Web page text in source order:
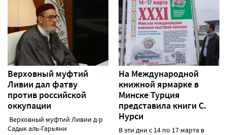
Верховный муфтий
Ливии дал фатву
против российской
оккупации
Верховный муфтий Ливии д-р
Садык аль-Гарьяни
На Международной
книжной ярмарке в
Минске Турция
представила книги С.
Нурси
В эти дни с 14 по 17 марта в